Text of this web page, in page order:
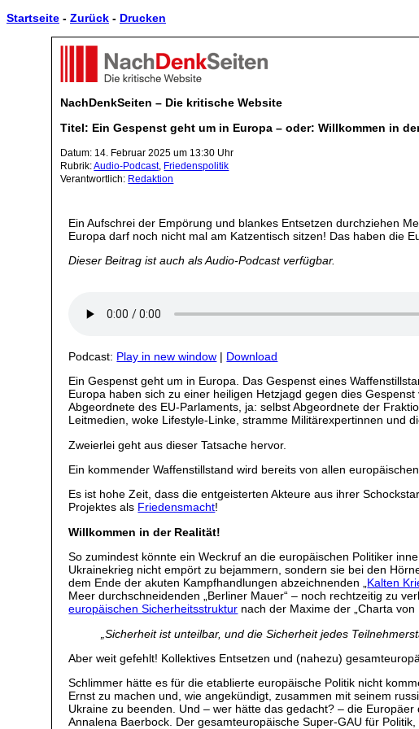
Startseite - Zurück - Drucken
NachDenkSeiten – Die kritische Website
Titel: Ein Gespenst geht um in Europa – oder: Willkommen in
Datum: 14. Februar 2025 um 13:30 Uhr
Rubrik:Audio-Podcast, Friedenspolitik
Verantwortlich: Redaktion
Ein Aufschrei der Empörung und blankes Entsetzen durchziehen
Europa darf noch nicht mal am Katzentisch sitzen! Das haben die
Dieser Beitrag ist auch als Audio-Podcast verfügbar.
Podcast: Play in new window | Download
Ein Gespenst geht um in Europa. Das Gespenst eines
Europa haben sich zu einer heiligen Hetzjagd gegen dies
Abgeordnete des EU-Parlaments, ja: selbst Abgeordnete der
Leitmedien, woke Lifestyle-Linke, stramme Militärexpertinnen und
Zweierlei geht aus dieser Tatsache hervor.
Ein kommender Waffenstillstand wird bereits von allen
Es ist hohe Zeit, dass die entgeisterten Akteure aus ihrer
Projektes als Friedensmacht!
Willkommen in der Realität!
So zumindest könnte ein Weckruf an die europäischen Politiker
Ukrainekrieg nicht empört zu bejammern, sondern sie bei den
dem Ende der akuten Kampfhandlungen abzeichnenden „Kalten
Meer durchschneidenden „Berliner Mauer“ – noch rechtzeitig zu
europäischen Sicherheitsstruktur nach der Maxime der „Charta von
„Sicherheit ist unteilbar, und die Sicherheit jedes
Aber weit gefehlt! Kollektives Entsetzen und (nahezu)
Schlimmer hätte es für die etablierte europäische Politik nicht
Ernst zu machen und, wie angekündigt, zusammen mit seinem
Ukraine zu beenden. Und – wer hätte das gedacht? – die
Annalena Baerbock. Der gesamteuropäische Super-GAU für